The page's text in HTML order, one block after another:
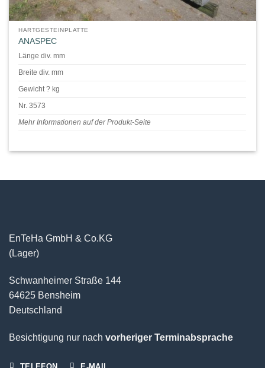
HARTGESTEINPLATTE
ANASPEC
Länge div. mm
Breite div. mm
Gewicht ? kg
Nr. 3573
Mehr Informationen auf der Produkt-Seite
EnTeHa GmbH & Co.KG
(Lager)
Schwanheimer Straße 144
64625 Bensheim
Deutschland
Besichtigung nur nach vorheriger Terminabsprache